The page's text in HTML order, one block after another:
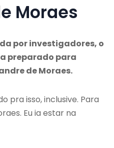
Moraes
por investigadores, o
preparado para
de Moraes.
pra isso, inclusive. Para
Eu ia estar na